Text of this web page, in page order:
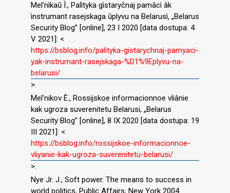
Mel′nìkaŭ Ì., Palìtyka gìstaryčnaj pamâcì âk
ìnstrumant rasejskaga ŭplyvu na Belarusì, „Belarus
Security Blog” [online], 23 I 2020 [data dostupa: 4
V 2021]: <
https://bsblog.info/palityka-gistarychnaj-pamyaci-
yak-instrumant-rasejskaga-%D1%9Eplyvu-na-
belarusi/
>.
Mel′nikov È., Rossijskoe informacionnoe vliânie
kak ugroza suverenitetu Belarusi, „Belarus
Security Blog” [online], 8 IX 2020 [data dostupa: 19
III 2021]: <
https://bsblog.info/rossijskoe-informacionnoe-
vliyanie-kak-ugroza-suverenitetu-belarusi/
>.
Nye Jr. J., Soft power. The means to success in
world politics, Public Affairs, New York 2004.